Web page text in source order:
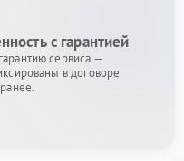
с гарантией
сервиса —
в договоре